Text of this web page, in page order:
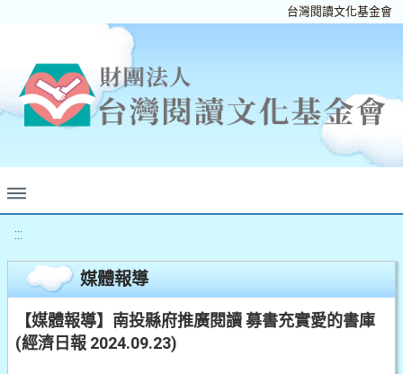
台灣閱讀文化基金會
:::
媒體報導
【媒體報導】南投縣府推廣閱讀 募書充實愛的書庫
(經濟日報 2024.09.23)